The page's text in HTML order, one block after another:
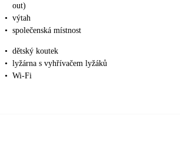
out)
• výtah
• společenská místnost
• dětský koutek
• lyžárna s vyhřívačem lyžáků
• Wi-Fi